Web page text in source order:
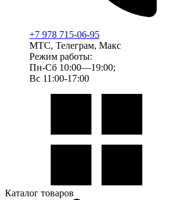
+7 978 715-06-95
МТС, Телеграм, Макс
Режим работы:
Пн-Сб 10:00—19:00;
Вс 11:00-17:00
Каталог товаров